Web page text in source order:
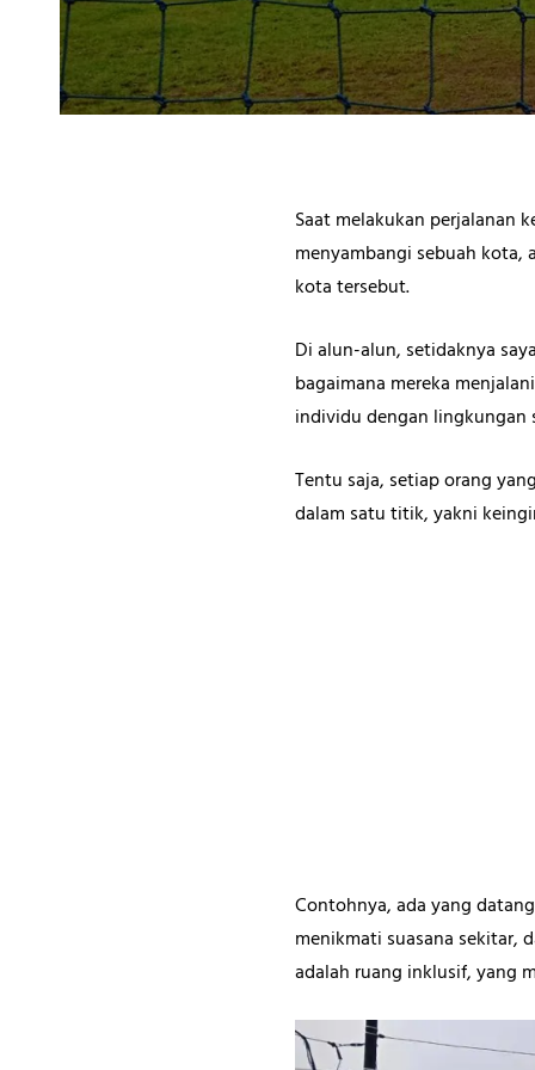
Saat melakukan perjalanan
menyambangi sebuah
kota tersebut.
Di alun-alun, setidaknya
bagaimana mereka
individu dengan lingkungan
Tentu saja, setiap orang
dalam satu titik, yakni
Contohnya, ada yang
menikmati suasana sekitar,
adalah ruang inklusif, yang